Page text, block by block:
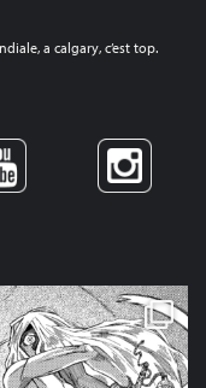
a calgary, c’est top.